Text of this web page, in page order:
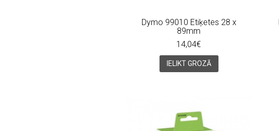
Dymo 99010 Etiķetes 28 x
89mm
14,04€
IELIKT GROZĀ